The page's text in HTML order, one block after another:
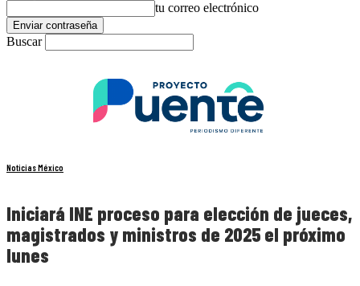
tu correo electrónico
Buscar
Noticias México
Iniciará INE proceso para elección de jueces,
magistrados y ministros de 2025 el próximo
lunes